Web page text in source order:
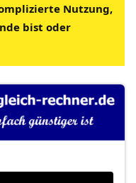
Nutzung,
bist oder